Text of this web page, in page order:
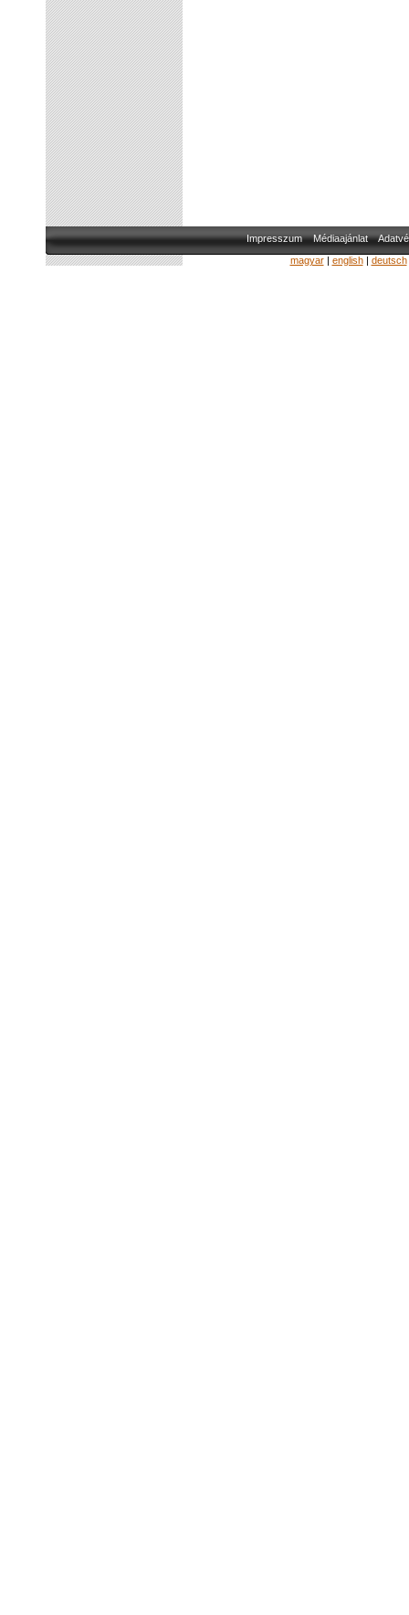
Impresszum Médiaajánlat
magyar| english| deutsch